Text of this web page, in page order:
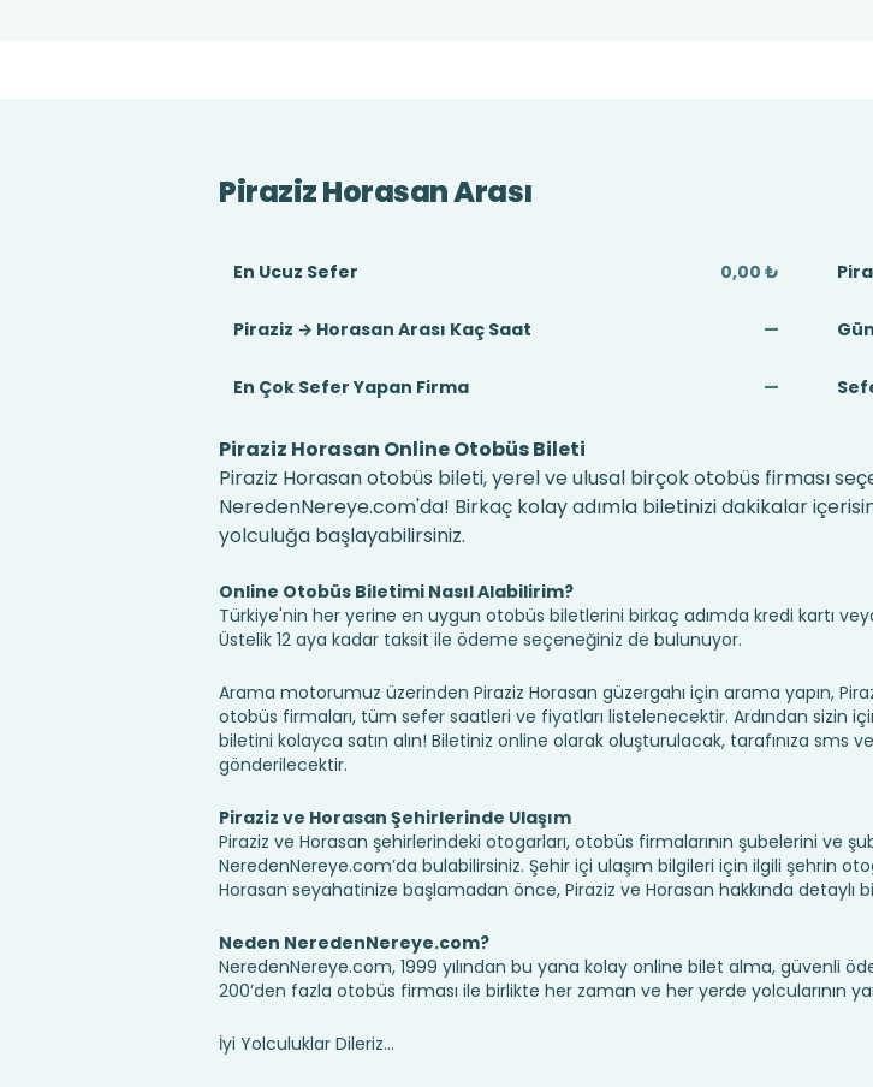
Piraziz Horasan Arası
En Ucuz Sefer 0,00 ₺
Piraziz → Horasan Arası Kaç Saat —
En Çok Sefer Yapan Firma —
Piraziz Horasan Online Otobüs Bileti
Piraziz Horasan otobüs bileti, yerel ve ulusal birçok otobüs firması
NeredenNereye.com'da! Birkaç kolay adımla biletinizi dakikalar
yolculuğa başlayabilirsiniz.
Online Otobüs Biletimi Nasıl Alabilirim?
Türkiye'nin her yerine en uygun otobüs biletlerini birkaç adımda kredi kartı
Üstelik 12 aya kadar taksit ile ödeme seçeneğiniz de bulunuyor.
Arama motorumuz üzerinden Piraziz Horasan güzergahı için arama yapın,
otobüs firmaları, tüm sefer saatleri ve fiyatları listelenecektir. Ardından sizin
biletini kolayca satın alın! Biletiniz online olarak oluşturulacak, tarafınıza sms
gönderilecektir.
Piraziz ve Horasan Şehirlerinde Ulaşım
Piraziz ve Horasan şehirlerindeki otogarları, otobüs firmalarının şubelerini ve
NeredenNereye.com’da bulabilirsiniz. Şehir içi ulaşım bilgileri için ilgili şehrin
Horasan seyahatinize başlamadan önce, Piraziz ve Horasan hakkında detaylı
Neden NeredenNereye.com?
NeredenNereye.com, 1999 yılından bu yana kolay online bilet alma, güvenli
200’den fazla otobüs firması ile birlikte her zaman ve her yerde yolcularının
İyi Yolculuklar Dileriz...